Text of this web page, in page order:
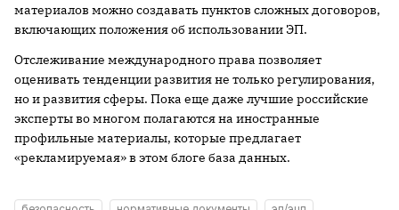
материалов можно создавать пунктов сложных договоров,
включающих положения об использовании ЭП.
Отслеживание международного права позволяет
оценивать тенденции развития не только регулирования,
но и развития сферы. Пока еще даже лучшие российские
эксперты во многом полагаются на иностранные
профильные материалы, которые предлагает
«рекламируемая» в этом блоге база данных.